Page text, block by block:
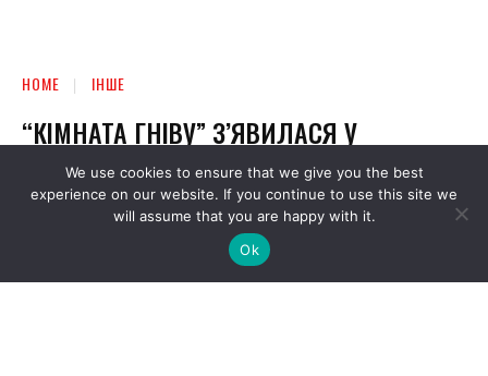
We use cookies to ensure that we give you the best
experience on our website. If you continue to use this site we
will assume that you are happy with it.
Ok